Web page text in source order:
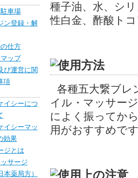
種子油、水、シ
性白金、酢酸ト
各種五大繋ブレ
イル・マッサー
によく振ってか
用がおすすめで